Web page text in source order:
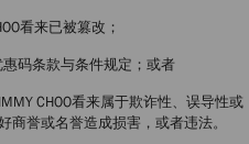
看来已被篡改；
码条款与条件规定；或者
CHOO看来属于欺诈性、误导性或
商誉或名誉造成损害，或者违法。